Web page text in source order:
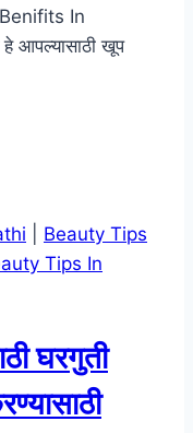
Benifits In
आपल्यासाठी खूप
Beauty Tips
Tips In
घरगुती